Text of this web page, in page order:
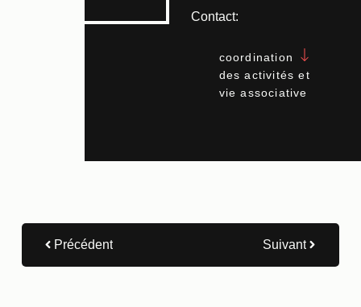
Contact:
coordination
des activités et
vie associative
Précédent Suivant